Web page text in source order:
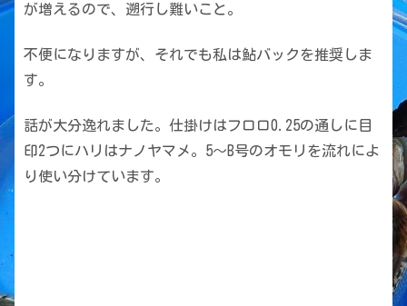
が増えるので、遡行し難いこと。
不便になりますが、それでも私は鮎バックを推奨しま
す。
話が大分逸れました。仕掛けはフロロ0.25の通しに目
印2つにハリはナノヤマメ。5〜B号のオモリを流れによ
り使い分けています。